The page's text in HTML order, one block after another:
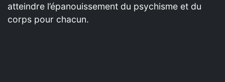
atteindre l’épanouissement du psychisme et du
corps pour chacun.